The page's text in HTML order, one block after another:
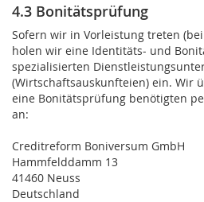
4.3 Bonitätsprüfung
Sofern wir in Vorleistung treten
holen wir eine Identitäts- und
spezialisierten
(Wirtschaftsauskunfteien) ein. Wir
eine Bonitätsprüfung benötigten
an:
Creditreform Boniversum GmbH
Hammfelddamm 13
41460 Neuss
Deutschland